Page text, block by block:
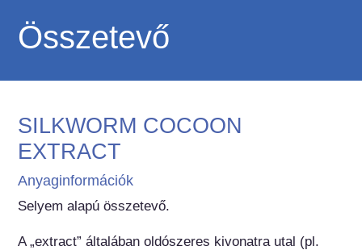
Összetevő
SILKWORM COCOON
EXTRACT
Anyaginformációk
Selyem alapú összetevő.
A „extract” általában oldószeres kivonatra utal (pl.